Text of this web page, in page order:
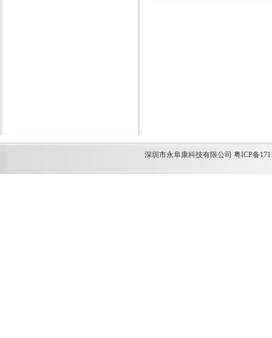
深圳市永阜康科技有限公司 粤ICP备